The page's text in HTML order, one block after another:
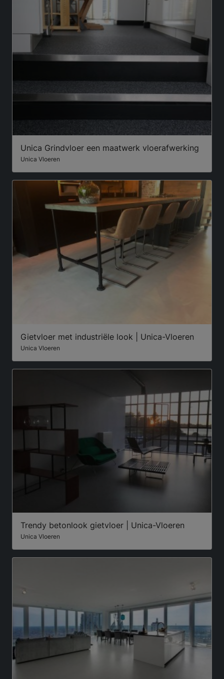
Unica Grindvloer een maatwerk vloerafwerking
Unica Vloeren
Gietvloer met industriële look | Unica-Vloeren
Unica Vloeren
Trendy betonlook gietvloer | Unica-Vloeren
Unica Vloeren